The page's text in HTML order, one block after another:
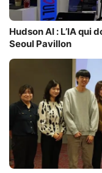
Hudson AI : L’IA qui
Seoul Pavillon